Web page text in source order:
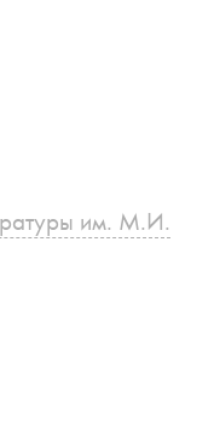
им. М.И.